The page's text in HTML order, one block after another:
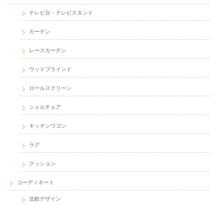
テレビ台・テレビスタンド
カーテン
レースカーテン
ウッドブラインド
ロールスクリーン
シェルチェア
キッチンワゴン
ラグ
クッション
コーディネート
北欧デザイン